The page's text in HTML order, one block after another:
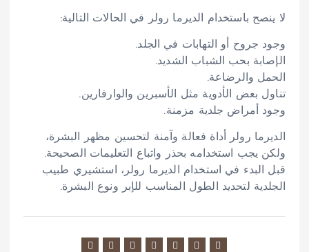
لا ينصح باستخدام الديرما رولر في الحالات التالية:
وجود جروح أو التهابات في الجلد.
الإصابة بحب الشباب الشديد.
الحمل والرضاعة.
تناول بعض الأدوية مثل الأسبرين والوارفارين.
وجود أمراض جلدية مزمنة.
الديرما رولر أداة فعالة وآمنة لتحسين مظهر البشرة،
ولكن يجب استخدامه بحذر واتباع التعليمات الصحيحة.
قبل البدء في استخدام الديرما رولر، استشيري طبيب
الجلدية لتحديد الطول المناسب للإبر ونوع البشرة.